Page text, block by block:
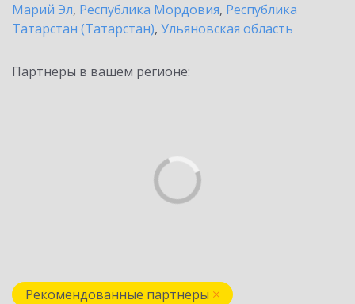
Марий Эл, Республика Мордовия, Республика
Татарстан (Татарстан), Ульяновская область
Партнеры в вашем регионе:
Рекомендованные партнеры